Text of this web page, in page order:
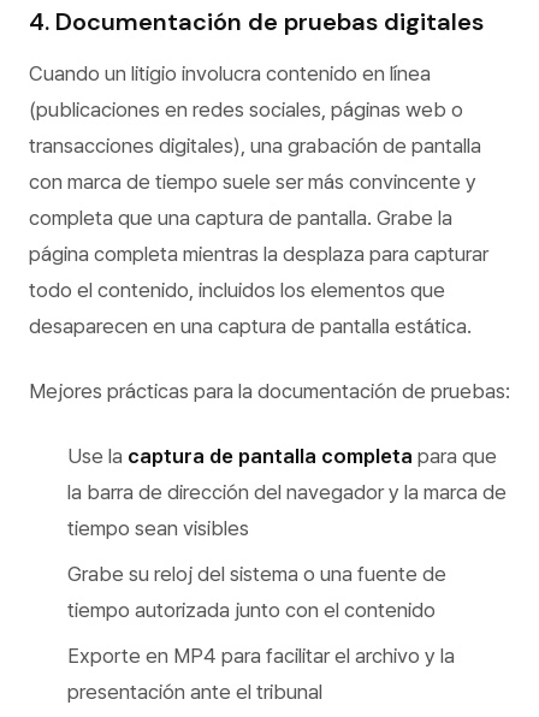
4. Documentación de pruebas digitales
Cuando un litigio involucra contenido en línea
(publicaciones en redes sociales, páginas web o
transacciones digitales), una grabación de pantalla
con marca de tiempo suele ser más convincente y
completa que una captura de pantalla. Grabe la
página completa mientras la desplaza para capturar
todo el contenido, incluidos los elementos que
desaparecen en una captura de pantalla estática.
Mejores prácticas para la documentación de pruebas:
Use la captura de pantalla completa para que
la barra de dirección del navegador y la marca de
tiempo sean visibles
Grabe su reloj del sistema o una fuente de
tiempo autorizada junto con el contenido
Exporte en MP4 para facilitar el archivo y la
presentación ante el tribunal